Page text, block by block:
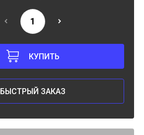
КУПИТЬ
БЫСТРЫЙ ЗАКАЗ